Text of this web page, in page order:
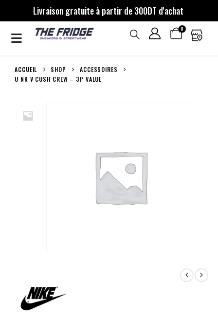
Livraison gratuite à partir de 300DT d'achat
0
ACCUEIL SHOP
ACCESSOIRES
U NK V CUSH CREW – 3P VALUE